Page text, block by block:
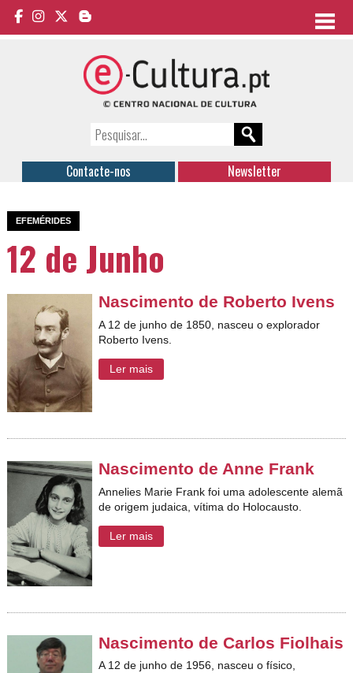
Contacte-nos Newsletter
EFEMÉRIDES
12 de Junho
Nascimento de Roberto Ivens
A 12 de junho de 1850, nasceu o explorador
Roberto Ivens.
Ler mais
Nascimento de Anne Frank
Annelies Marie Frank foi uma adolescente alemã
de origem judaica, vítima do Holocausto.
Ler mais
Nascimento de Carlos Fiolhais
A 12 de junho de 1956, nasceu o físico,